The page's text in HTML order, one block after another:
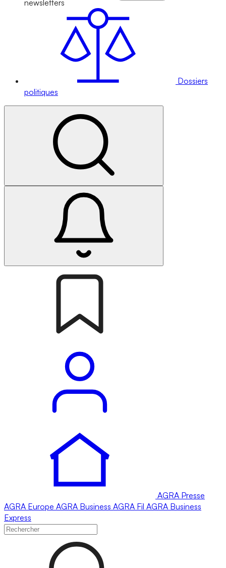
newsletters
Dossiers
politiques
AGRA Presse
AGRA Europe AGRA Business AGRA Fil AGRA Business
Express